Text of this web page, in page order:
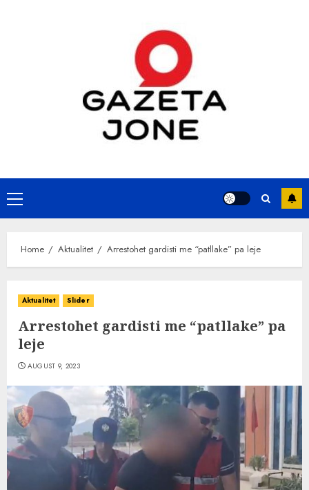
Primary
Menu
Home Aktualitet Arrestohet gardisti me “patllake” pa leje
Aktualitet Slider
Arrestohet gardisti me “patllake” pa
leje
AUGUST 9, 2023